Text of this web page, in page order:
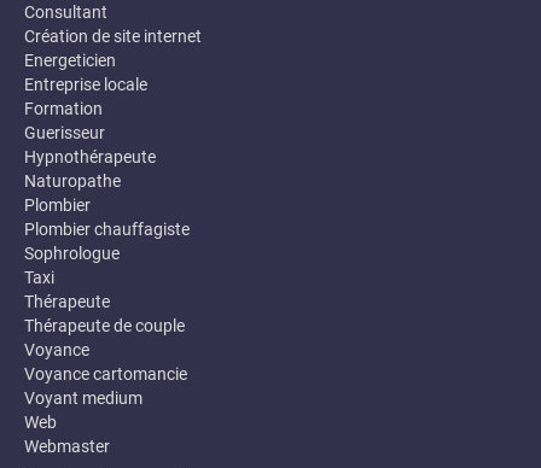
Consultant
Création de site internet
Energeticien
Entreprise locale
Formation
Guerisseur
Hypnothérapeute
Naturopathe
Plombier
Plombier chauffagiste
Sophrologue
Taxi
Thérapeute
Thérapeute de couple
Voyance
Voyance cartomancie
Voyant medium
Web
Webmaster